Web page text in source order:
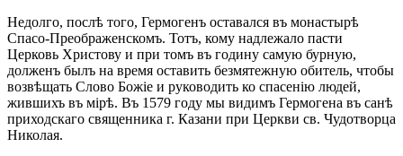
Недолго, послѣ того, Гермогенъ оставался въ монастырѣ
Спасо-Преображенскомъ. Тотъ, кому надлежало пасти
Церковь Христову и при томъ въ годину самую бурную,
долженъ былъ на время оставить безмятежную обитель, чтобы
возвѣщать Слово Божіе и руководить ко спасенію людей,
жившихъ въ мірѣ. Въ 1579 году мы видимъ Гермогена въ санѣ
приходскаго священника г. Казани при Церкви св. Чудотворца
Николая.